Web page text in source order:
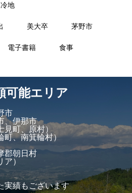
地
美大卒 茅野市
電子書籍 食事
可能エリア
市
、伊那市
町、原村）
町、南箕輪村）
郡朝日村
）
実績もございます